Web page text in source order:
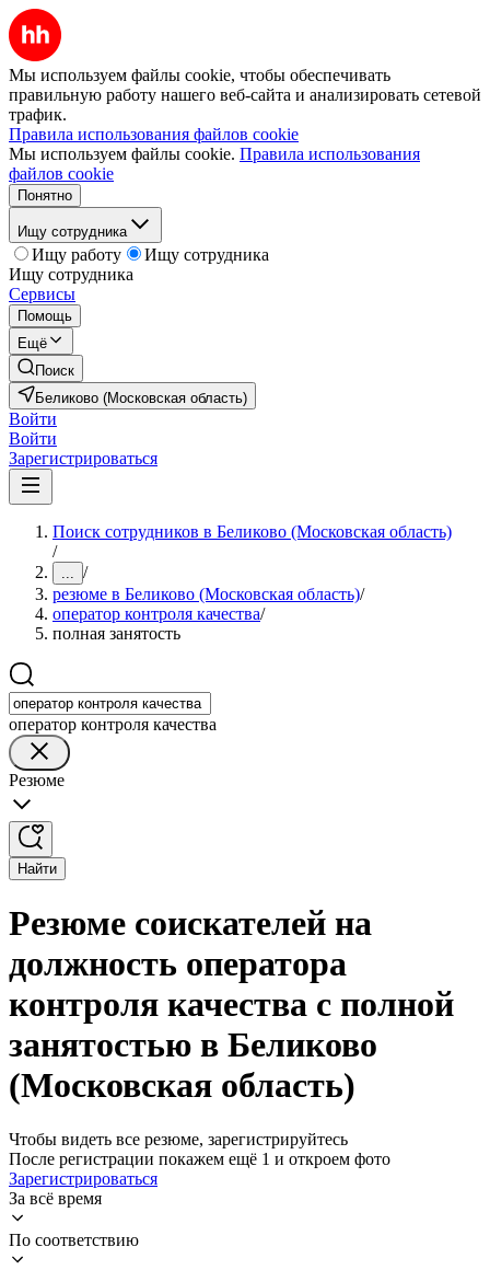
Мы используем файлы cookie, чтобы обеспечивать
правильную работу нашего веб-сайта и анализировать сетевой
трафик.
Правила использования файлов cookie
Мы используем файлы cookie. Правила использования
файлов cookie
Понятно
Ищу сотрудника
Ищу работу
Ищу сотрудника
Ищу сотрудника
Сервисы
Помощь
Ещё
Поиск
Беликово (Московская область)
Войти
Войти
Зарегистрироваться
Поиск сотрудников в Беликово (Московская область)
/
... /
резюме в Беликово (Московская область)/
оператор контроля качества/
полная занятость
оператор контроля качества
Резюме
Найти
Резюме соискателей на
должность оператора
контроля качества с полной
занятостью в Беликово
(Московская область)
Чтобы видеть все резюме, зарегистрируйтесь
После регистрации покажем ещё 1 и откроем фото
Зарегистрироваться
За всё время
По соответствию